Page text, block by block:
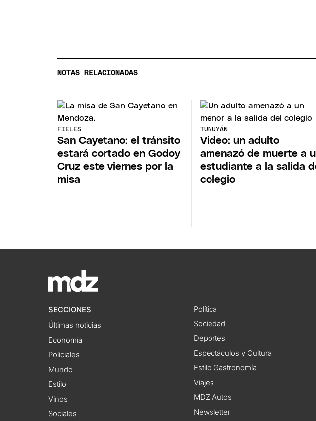
NOTAS RELACIONADAS
FIELES
San Cayetano: el tránsito
estará cortado en Godoy
Cruz este viernes por la
misa
TUNUYÁN
Video: un adulto
amenazó de muerte a
estudiante a la salida
colegio
SECCIONES
Últimas noticias
Economía
Policiales
Mundo
Estilo
Vinos
Sociales
Política
Sociedad
Deportes
Espectáculos y Cultura
Estilo Gastronomía
Viajes
MDZ Autos
Newsletter